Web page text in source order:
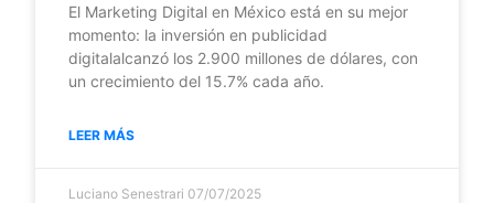
El Marketing Digital en México está en su mejor
momento: la inversión en publicidad
digitalalcanzó los 2.900 millones de dólares, con
un crecimiento del 15.7% cada año.
LEER MÁS
Luciano Senestrari 07/07/2025